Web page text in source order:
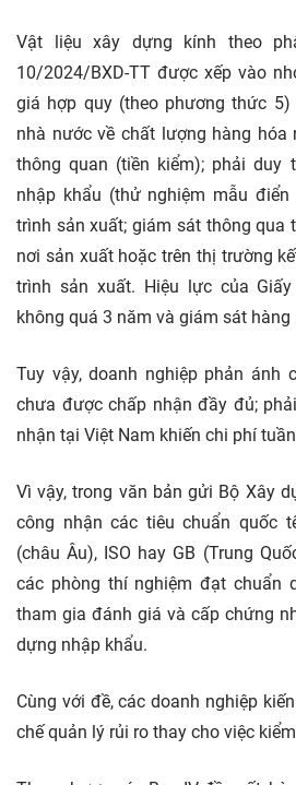
Vật liệu xây dựng kính theo
10/2024/BXD-TT được xếp vào
giá hợp quy (theo phương thức
nhà nước về chất lượng hàng hóa
thông quan (tiền kiểm); phải duy
nhập khẩu (thử nghiệm mẫu
trình sản xuất; giám sát thông qua
nơi sản xuất hoặc trên thị trường
trình sản xuất. Hiệu lực của
không quá 3 năm và giám sát hàng
Tuy vậy, doanh nghiệp phản ánh
chưa được chấp nhận đầy đủ;
nhận tại Việt Nam khiến chi phí
Vì vậy, trong văn bản gửi Bộ Xây
công nhận các tiêu chuẩn quốc
(châu Âu), ISO hay GB (Trung
các phòng thí nghiệm đạt chuẩn
tham gia đánh giá và cấp chứng
dựng nhập khẩu.
Cùng với đề, các doanh nghiệp
chế quản lý rủi ro thay cho việc